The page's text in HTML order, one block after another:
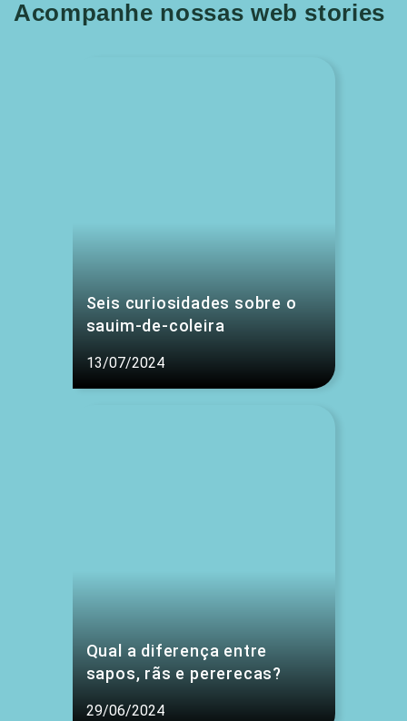
Acompanhe nossas web stories
Seis curiosidades sobre o
sauim-de-coleira
13/07/2024
Qual a diferença entre
sapos, rãs e pererecas?
29/06/2024